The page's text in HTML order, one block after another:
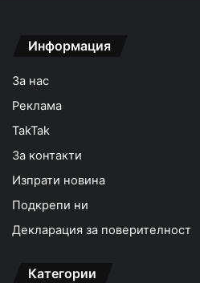
Информация
За нас
Реклама
TakTak
За контакти
Изпрати новина
Подкрепи ни
Декларация за поверителност
Категории